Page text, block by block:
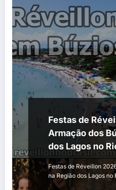
Festas de
Armação dos
dos Lagos no
Festas de Réveillon
na Região dos Lagos no